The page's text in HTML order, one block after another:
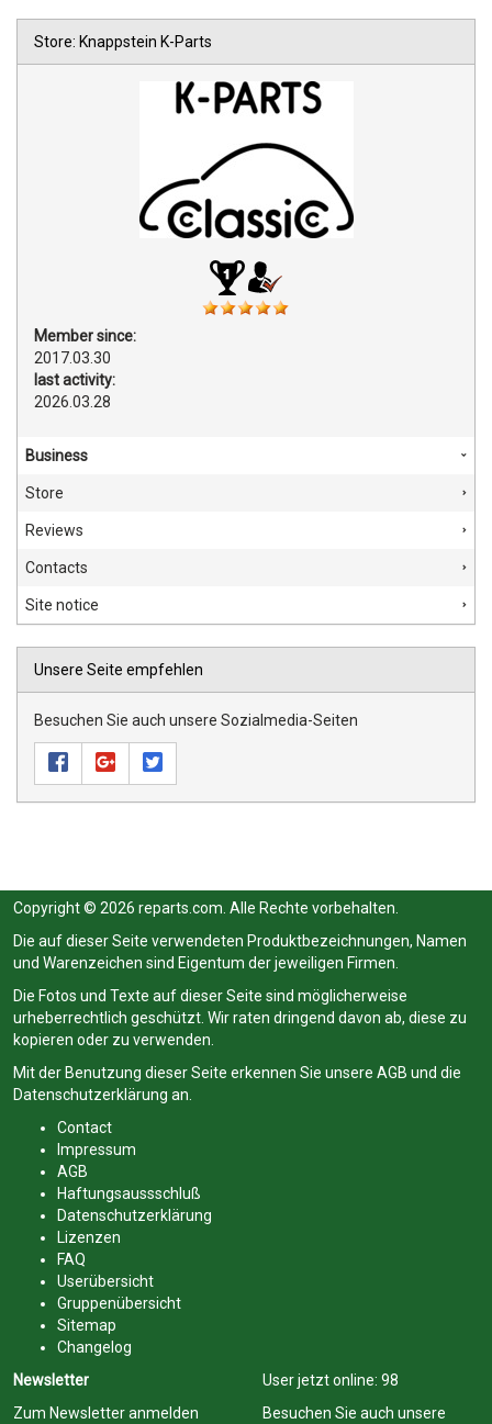
Store: Knappstein K-Parts
Member since:
2017.03.30
last activity:
2026.03.28
Business
Store
Reviews
Contacts
Site notice
Unsere Seite empfehlen
Besuchen Sie auch unsere Sozialmedia-Seiten
Copyright © 2026 reparts.com. Alle Rechte vorbehalten.
Die auf dieser Seite verwendeten Produktbezeichnungen, Namen
und Warenzeichen sind Eigentum der jeweiligen Firmen.
Die Fotos und Texte auf dieser Seite sind möglicherweise
urheberrechtlich geschützt. Wir raten dringend davon ab, diese zu
kopieren oder zu verwenden.
Mit der Benutzung dieser Seite erkennen Sie unsere AGB und die
Datenschutzerklärung an.
Contact
Impressum
AGB
Haftungsaussschluß
Datenschutzerklärung
Lizenzen
FAQ
Userübersicht
Gruppenübersicht
Sitemap
Changelog
Newsletter
Zum Newsletter anmelden
User jetzt online: 98
Besuchen Sie auch unsere